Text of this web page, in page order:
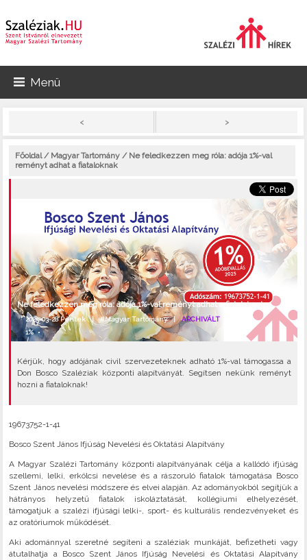
Menü
< >
Főoldal/ Magyar Tartomány / Ne feledkezzen meg róla: adója 1%-val
reményt adhat a fiataloknak
Ne feledkezzen meg róla: adója 1%-val reményt adhat a fiataloknak
2025-03-28 Péntek |#Magyar Tartomány|ARCHIVÁLT
1%•
Kérjük, hogy adójának civil szervezeteknek adható 1%-val támogassa a
Don Bosco Szaléziak központi alapítványát. Segítsen nekünk reményt
hozni a fiataloknak!
19673752-1-41
Bosco Szent János Ifjúság Nevelési és Oktatási Alapítvány
A Magyar Szalézi Tartomány központi alapítványának célja a kallódó ifjúság
szellemi, lelki, erkölcsi nevelése és a rászoruló fiatalok támogatása Bosco
Szent János nevelési módszere és elvei alapján. Az adományokból segítjük a
hátrányos helyzetű fiatalok iskoláztatását, kollégiumi elhelyezését,
támogatjuk a szalézi ifjúsági lelki-, sport- és kulturális rendezvényeket és
az oratóriumok működését.
Aki adománnyal szeretné segíteni a szaléziak munkáját, befizetheti vagy
átutalhatja a Bosco Szent János Ifjúság Nevelési és Oktatási Alapítvány